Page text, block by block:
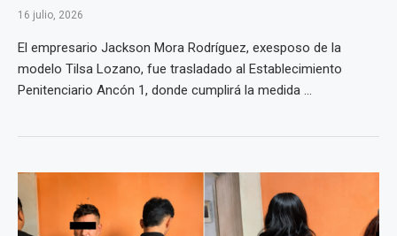
16 julio, 2026
El empresario Jackson Mora Rodríguez, exesposo de la
modelo Tilsa Lozano, fue trasladado al Establecimiento
Penitenciario Ancón 1, donde cumplirá la medida ...